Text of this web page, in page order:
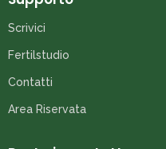
Scrivici
Fertilstudio
Contatti
Area Riservata